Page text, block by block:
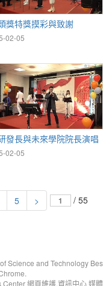
獎特獎摸彩與致謝
02-05
發長與未來學院院長演唱
02-05
5 > / 55
Science and Technology Bes
網頁維護.資訊中心 媒體